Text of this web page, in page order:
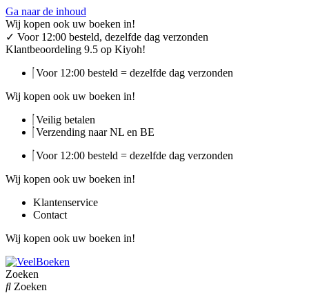
Ga naar de inhoud
Wij kopen ook uw boeken in!
✓ Voor 12:00 besteld, dezelfde dag verzonden
Klantbeoordeling 9.5 op Kiyoh!
Voor 12:00 besteld = dezelfde dag verzonden
Wij kopen ook uw boeken in!
Veilig betalen
Verzending naar NL en BE
Voor 12:00 besteld = dezelfde dag verzonden
Wij kopen ook uw boeken in!
Klantenservice
Contact
Wij kopen ook uw boeken in!
Zoeken
Zoeken